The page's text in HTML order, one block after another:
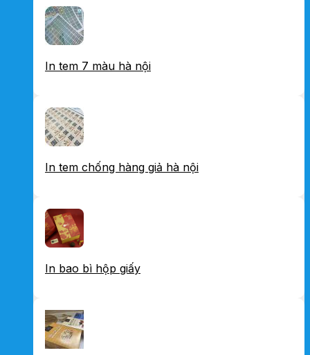
In tem 7 màu hà nội
In tem chống hàng giả hà nội
In bao bì hộp giấy